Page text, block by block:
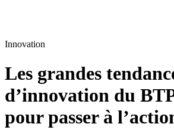
Innovation
Les grandes
d’innovation du
pour passer à